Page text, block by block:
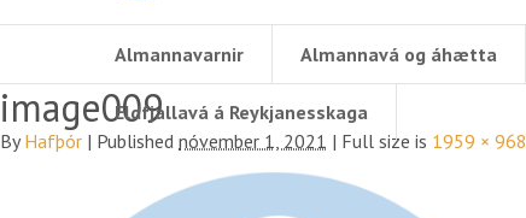
Almannavarnir Almannavá og áhætta
Eldfjallavá á Reykjanesskaga
image009
By Hafþór | Published nóvember 1, 2021 | Full size is 1959 × 968